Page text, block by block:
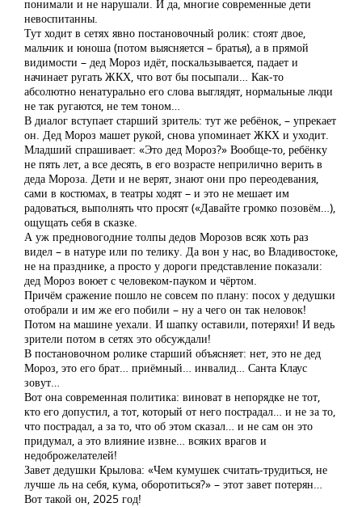
понимали и не нарушали. И да, многие современные дети
невоспитанны.
Тут ходит в сетях явно постановочный ролик: стоят двое,
мальчик и юноша (потом выясняется – братья), а в прямой
видимости – дед Мороз идёт, поскальзывается, падает и
начинает ругать ЖКХ, что вот бы посыпали… Как-то
абсолютно ненатурально его слова выглядят, нормальные люди
не так ругаются, не тем тоном…
В диалог вступает старший зритель: тут же ребёнок, – упрекает
он. Дед Мороз машет рукой, снова упоминает ЖКХ и уходит.
Младший спрашивает: «Это дед Мороз?» Вообще-то, ребёнку
не пять лет, а все десять, в его возрасте неприлично верить в
деда Мороза. Дети и не верят, знают они про переодевания,
сами в костюмах, в театры ходят – и это не мешает им
радоваться, выполнять что просят («Давайте громко позовём…),
ощущать себя в сказке.
А уж предновогодние толпы дедов Морозов всяк хоть раз
видел – в натуре или по телику. Да вон у нас, во Владивостоке,
не на празднике, а просто у дороги представление показали:
дед Мороз воюет с человеком-пауком и чёртом.
Причём сражение пошло не совсем по плану: посох у дедушки
отобрали и им же его побили – ну а чего он так неловок!
Потом на машине уехали. И шапку оставили, потеряхи! И ведь
зрители потом в сетях это обсуждали!
В постановочном ролике старший объясняет: нет, это не дед
Мороз, это его брат… приёмный… инвалид… Санта Клаус
зовут…
Вот она современная политика: виноват в непорядке не тот,
кто его допустил, а тот, который от него пострадал… и не за то,
что пострадал, а за то, что об этом сказал… и не сам он это
придумал, а это влияние извне… всяких врагов и
недоброжелателей!
Завет дедушки Крылова: «Чем кумушек считать-трудиться, не
лучше ль на себя, кума, оборотиться?» – этот завет потерян…
Вот такой он, 2025 год!